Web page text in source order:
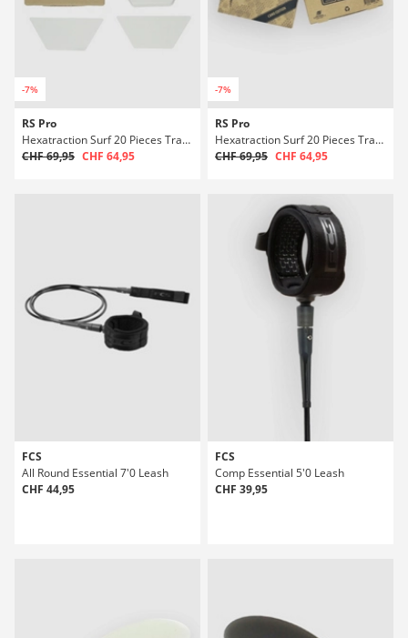
-7%
RS Pro
Hexatraction Surf 20 Pieces Traction Rembourrage
CHF 69,95 CHF 64,95
-7%
RS Pro
Hexatraction Surf 20 Pieces Traction Rembourrage
CHF 69,95 CHF 64,95
FCS
All Round Essential 7'0 Leash
CHF 44,95
FCS
Comp Essential 5'0 Leash
CHF 39,95